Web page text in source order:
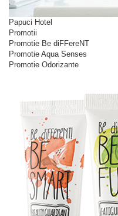
Papuci Hotel
Promotii
Promotie Be diFFereNT
Promotie Aqua Senses
Promotie Odorizante